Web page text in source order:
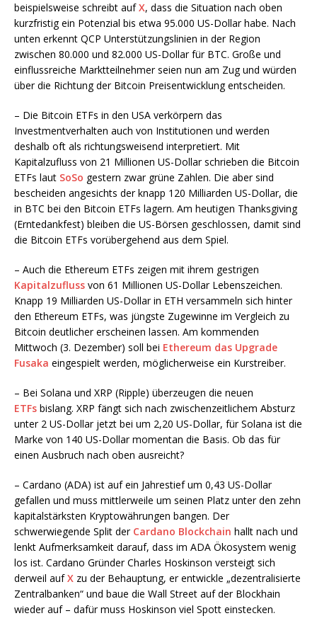
beispielsweise schreibt aufX, dass die Situation nach oben
kurzfristig ein Potenzial bis etwa 95.000 US-Dollar habe. Nach
unten erkennt QCP Unterstützungslinien in der Region
zwischen 80.000 und 82.000 US-Dollar für BTC. Große und
einflussreiche Marktteilnehmer seien nun am Zug und würden
über die Richtung der Bitcoin Preisentwicklung entscheiden.
– Die Bitcoin ETFs in den USA verkörpern das
Investmentverhalten auch von Institutionen und werden
deshalb oft als richtungsweisend interpretiert. Mit
Kapitalzufluss von 21 Millionen US-Dollar schrieben die Bitcoin
ETFs laut SoSo gestern zwar grüne Zahlen. Die aber sind
bescheiden angesichts der knapp 120 Milliarden US-Dollar, die
in BTC bei den Bitcoin ETFs lagern. Am heutigen Thanksgiving
(Erntedankfest) bleiben die US-Börsen geschlossen, damit sind
die Bitcoin ETFs vorübergehend aus dem Spiel.
– Auch die Ethereum ETFs zeigen mit ihrem gestrigen
Kapitalzufluss von 61 Millionen US-Dollar Lebenszeichen.
Knapp 19 Milliarden US-Dollar in ETH versammeln sich hinter
den Ethereum ETFs, was jüngste Zugewinne im Vergleich zu
Bitcoin deutlicher erscheinen lassen. Am kommenden
Mittwoch (3. Dezember) soll bei Ethereum das Upgrade
Fusaka eingespielt werden, möglicherweise ein Kurstreiber.
– Bei Solana und XRP (Ripple) überzeugen die neuen
ETFs bislang. XRP fängt sich nach zwischenzeitlichem Absturz
unter 2 US-Dollar jetzt bei um 2,20 US-Dollar, für Solana ist die
Marke von 140 US-Dollar momentan die Basis. Ob das für
einen Ausbruch nach oben ausreicht?
– Cardano (ADA) ist auf ein Jahrestief um 0,43 US-Dollar
gefallen und muss mittlerweile um seinen Platz unter den zehn
kapitalstärksten Kryptowährungen bangen. Der
schwerwiegende Split der Cardano Blockchain hallt nach und
lenkt Aufmerksamkeit darauf, dass im ADA Ökosystem wenig
los ist. Cardano Gründer Charles Hoskinson versteigt sich
derweil aufX zu der Behauptung, er entwickle „dezentralisierte
Zentralbanken“ und baue die Wall Street auf der Blockhain
wieder auf – dafür muss Hoskinson viel Spott einstecken.